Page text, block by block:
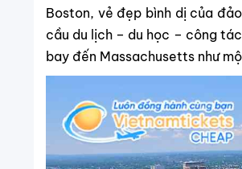
Boston, vẻ đẹp bình dị của
cầu du lịch – du học – công
bay đến Massachusetts như